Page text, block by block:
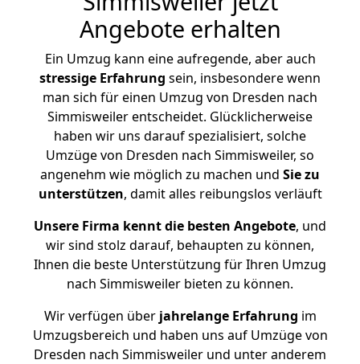
Angebote erhalten
Ein Umzug kann eine aufregende, aber auch
stressige Erfahrung sein, insbesondere wenn
man sich für einen Umzug von Dresden nach
Simmisweiler entscheidet. Glücklicherweise
haben wir uns darauf spezialisiert, solche
Umzüge von Dresden nach Simmisweiler, so
angenehm wie möglich zu machen und Sie zu
unterstützen, damit alles reibungslos verläuft
Unsere Firma kennt die besten Angebote, und
wir sind stolz darauf, behaupten zu können,
Ihnen die beste Unterstützung für Ihren Umzug
nach Simmisweiler bieten zu können.
Wir verfügen überjahrelange Erfahrung im
Umzugsbereich und haben uns auf Umzüge von
Dresden nach Simmisweiler und unter anderem